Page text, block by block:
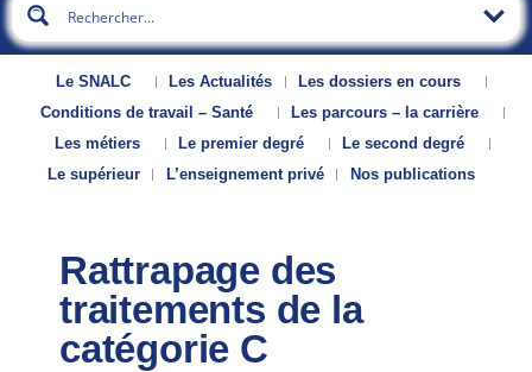
Le SNALC Les Actualités
Les dossiers en cours
Conditions de travail – Santé
Les parcours – la carrière
Les métiers
Le premier degré
Le second degré
Le supérieur
L’enseignement privé Nos publications
Rattrapage des
traitements de la
catégorie C